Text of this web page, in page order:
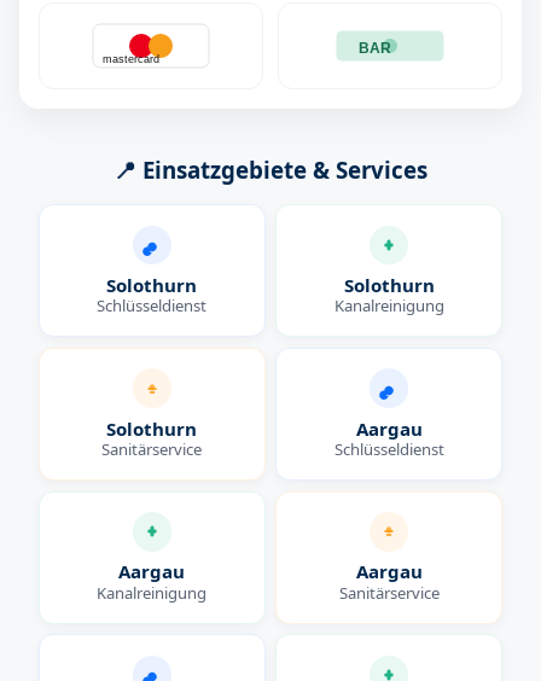
mastercard
BAR
📍 Einsatzgebiete & Services
Solothurn
Schlüsseldienst
Solothurn
Kanalreinigung
Solothurn
Sanitärservice
Aargau
Schlüsseldienst
Aargau
Kanalreinigung
Aargau
Sanitärservice